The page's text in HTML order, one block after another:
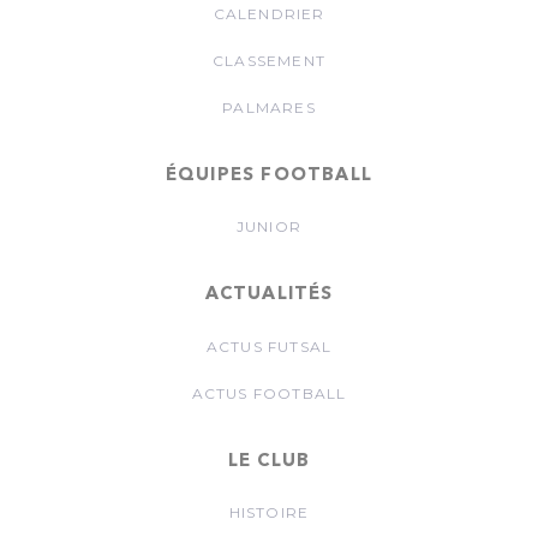
CALENDRIER
CLASSEMENT
PALMARES
ÉQUIPES FOOTBALL
JUNIOR
ACTUALITÉS
ACTUS FUTSAL
ACTUS FOOTBALL
LE CLUB
HISTOIRE